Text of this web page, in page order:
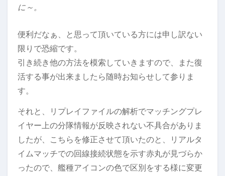
に～。
便利だなぁ、と思って頂いている方には申し訳ない
限りで恐縮です。
引き続き他の方法を模索していきますので、また復
活する事が出来ましたら随時お知らせして参りま
す。
それと、リプレイファイルの解析でマッチングプレ
イヤー上の分隊情報が反映されない不具合がありま
したが、こちらを修正させて頂いたのと、リアルタ
イムマッチでの回線接続状態を示す赤丸が見づらか
ったので、艦種アイコンの色で区別をする様に変更